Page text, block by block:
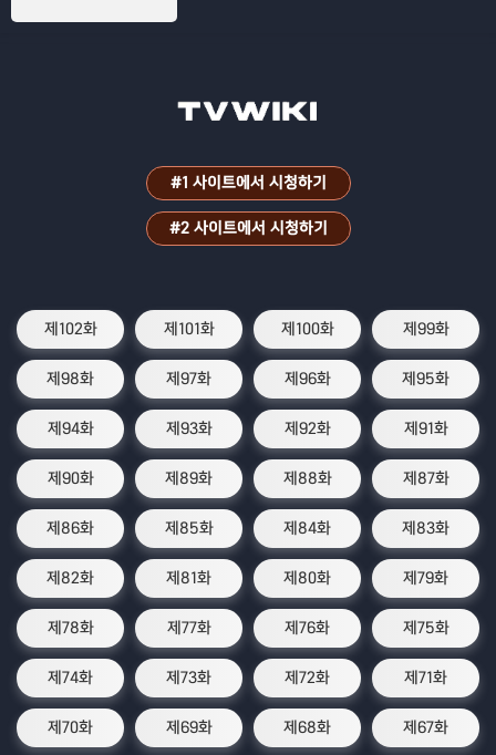
#1 사이트에서 시청하기
#2 사이트에서 시청하기
제102화 제101화 제100화 제99화
제98화 제97화 제96화 제95화
제94화 제93화 제92화 제91화
제90화 제89화 제88화 제87화
제86화 제85화 제84화 제83화
제82화 제81화 제80화 제79화
제78화 제77화 제76화 제75화
제74화 제73화 제72화 제71화
제70화 제69화 제68화 제67화